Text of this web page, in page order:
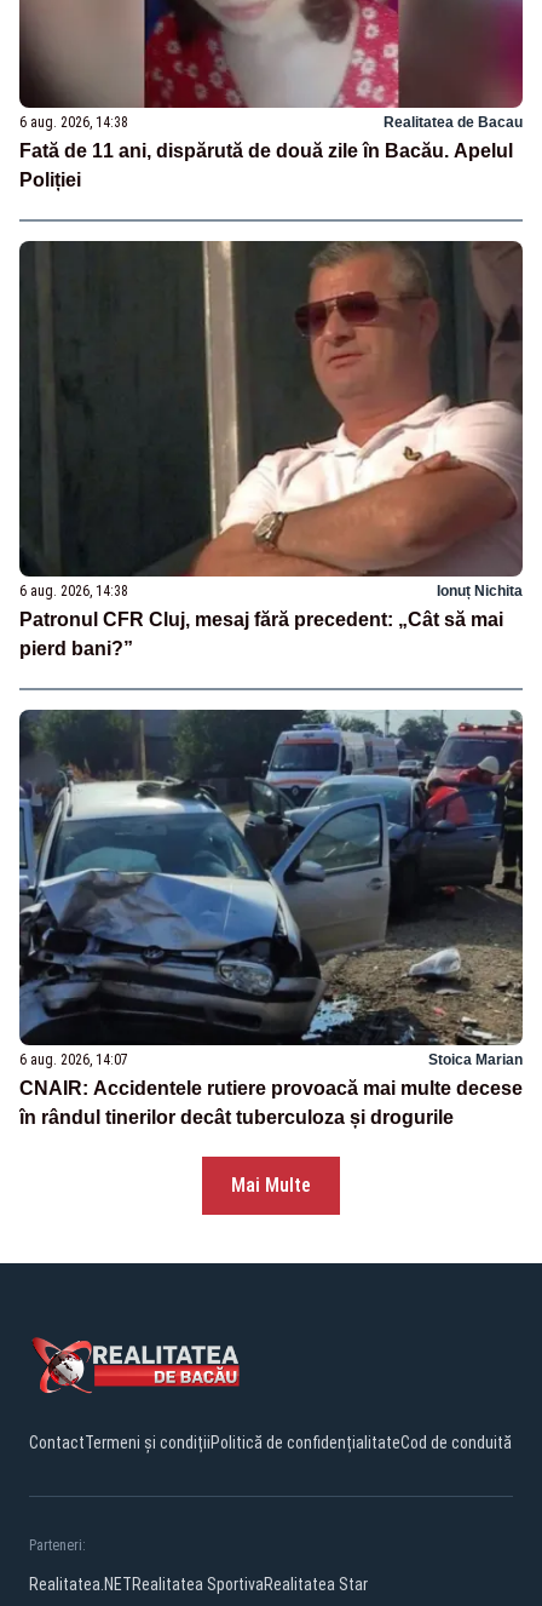
6 aug. 2026, 14:38 Realitatea de Bacau
Fată de 11 ani, dispărută de două zile în Bacău. Apelul
Poliției
6 aug. 2026, 14:38 Ionuț Nichita
Patronul CFR Cluj, mesaj fără precedent: „Cât să mai
pierd bani?”
6 aug. 2026, 14:07 Stoica Marian
CNAIR: Accidentele rutiere provoacă mai multe decese
în rândul tinerilor decât tuberculoza și drogurile
Mai Multe
ContactTermeni și condițiiPolitică de confidențialitateCod de conduită
Parteneri:
Realitatea.NETRealitatea SportivaRealitatea Star